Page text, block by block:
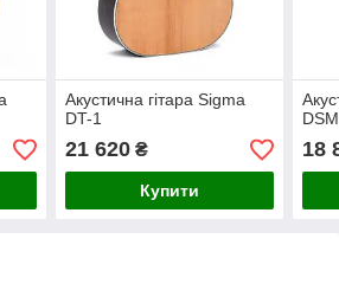
Акустична гітара Sigma
DT-1
21 620₴
Купити
18